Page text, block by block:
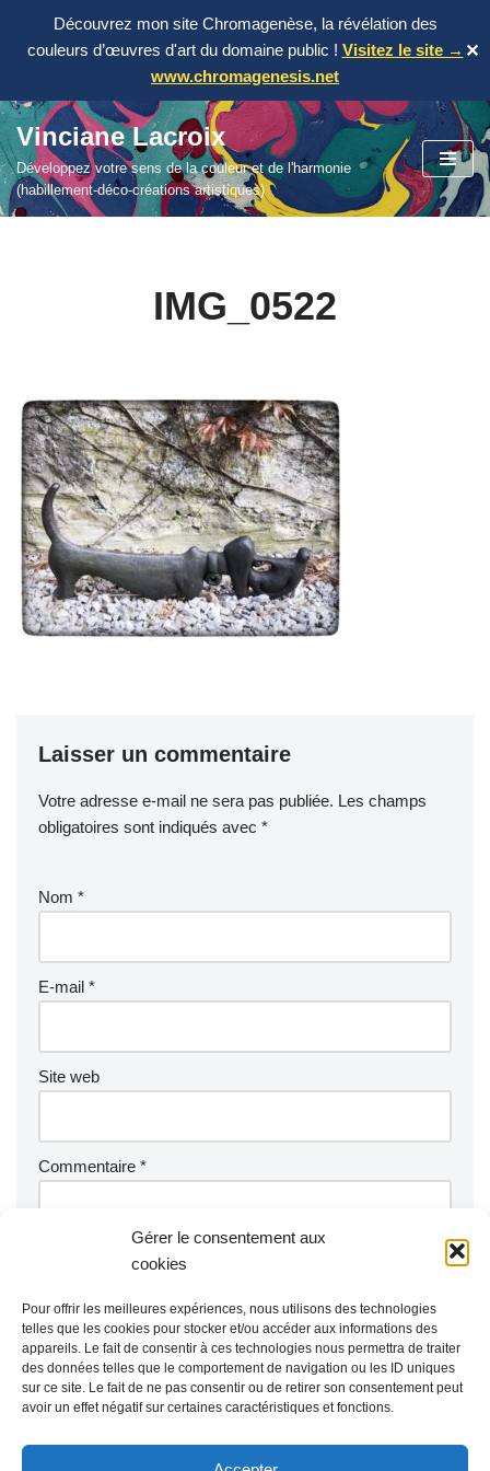
Gérer le consentement aux
cookies
Pour offrir les meilleures expériences, nous utilisons des technologies
telles que les cookies pour stocker et/ou accéder aux informations des
appareils. Le fait de consentir à ces technologies nous permettra de traiter
des données telles que le comportement de navigation ou les ID uniques
sur ce site. Le fait de ne pas consentir ou de retirer son consentement peut
avoir un effet négatif sur certaines caractéristiques et fonctions.
Découvrez mon site Chromagenèse, la révélation des
couleurs d’œuvres d'art du domaine public ! Visitez le site →
www.chromagenesis.net
✕
Aller
au
contenu
Vinciane Lacroix
Développez votre sens de la couleur et de l'harmonie
(habillement-déco-créations artistiques)
IMG_0522
Laisser un commentaire
Votre adresse e-mail ne sera pas publiée. Les champs
obligatoires sont indiqués avec *
Nom *
E-mail *
Site web
Commentaire *